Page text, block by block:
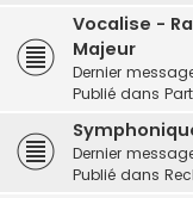
Vocalise -
Majeur
Dernier
Publié dans
Dernier
Publié dans